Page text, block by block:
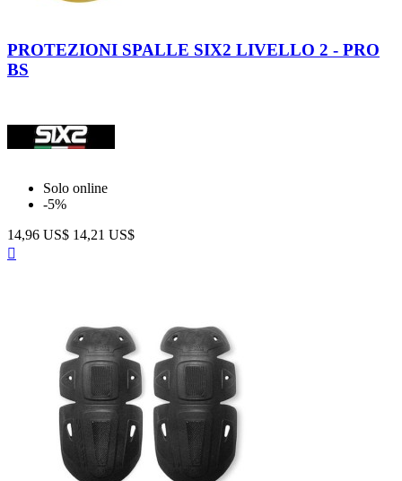
PROTEZIONI SPALLE SIX2 LIVELLO 2 - PRO
BS
Solo online
-5%
14,96 US$ 14,21 US$
